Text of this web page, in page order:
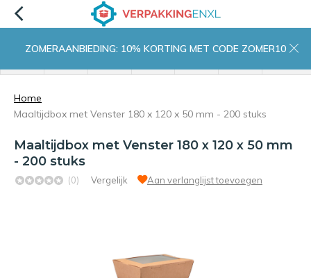
ZOMERAANBIEDING: 10% KORTING MET CODE ZOMER10
Home
Maaltijdbox met Venster 180 x 120 x 50 mm - 200 stuks
Maaltijdbox met Venster 180 x 120 x 50 mm
- 200 stuks
(0) Vergelijk Aan verlanglijst toevoegen